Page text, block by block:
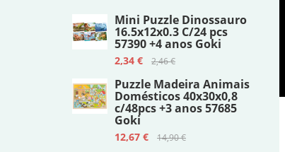
Mini Puzzle Dinossauro
16.5x12x0.3 C/24 pcs
57390 +4 anos Goki
2,34 € 2,46 €
Puzzle Madeira Animais
Domésticos 40x30x0,8
c/48pcs +3 anos 57685
Goki
12,67 € 14,90 €